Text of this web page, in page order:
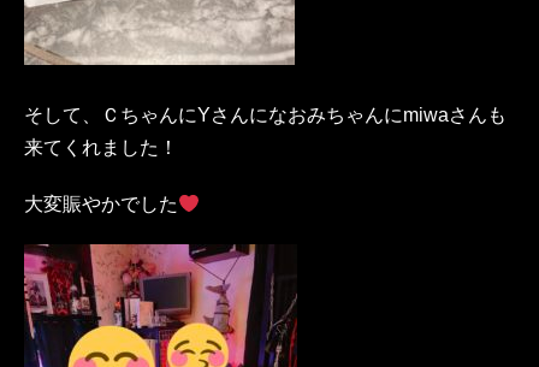
そして、ＣちゃんにYさんになおみちゃんにmiwaさんも
来てくれました！
大変賑やかでした